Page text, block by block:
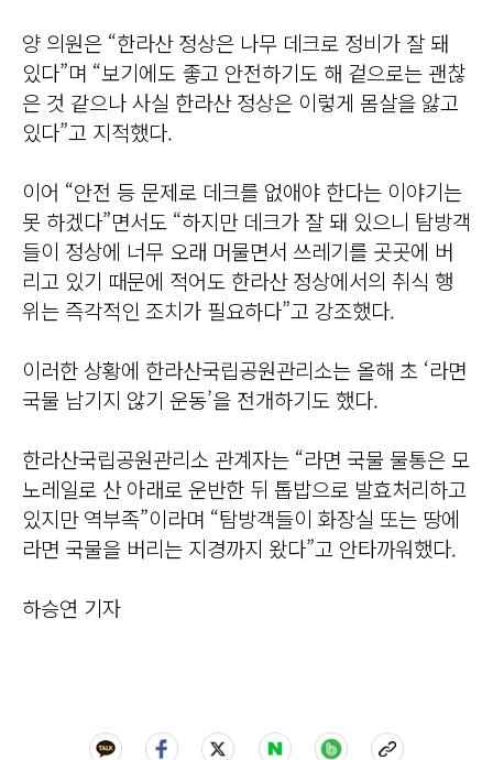
양 의원은 “한라산 정상은 나무 데크로 정비가 잘 돼
있다”며 “보기에도 좋고 안전하기도 해 겉으로는 괜찮
은 것 같으나 사실 한라산 정상은 이렇게 몸살을 앓고
있다”고 지적했다.
이어 “안전 등 문제로 데크를 없애야 한다는 이야기는
못 하겠다”면서도 “하지만 데크가 잘 돼 있으니 탐방객
들이 정상에 너무 오래 머물면서 쓰레기를 곳곳에 버
리고 있기 때문에 적어도 한라산 정상에서의 취식 행
위는 즉각적인 조치가 필요하다”고 강조했다.
이러한 상황에 한라산국립공원관리소는 올해 초 ‘라면
국물 남기지 않기 운동’을 전개하기도 했다.
한라산국립공원관리소 관계자는 “라면 국물 물통은 모
노레일로 산 아래로 운반한 뒤 톱밥으로 발효처리하고
있지만 역부족”이라며 “탐방객들이 화장실 또는 땅에
라면 국물을 버리는 지경까지 왔다”고 안타까워했다.
하승연 기자